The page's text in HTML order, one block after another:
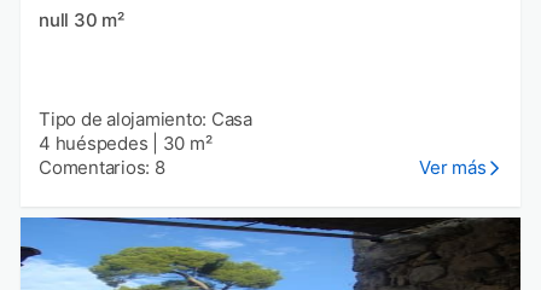
null 30 m²
Tipo de alojamiento: Casa
4 huéspedes
30 m²
Comentarios: 8
Ver más